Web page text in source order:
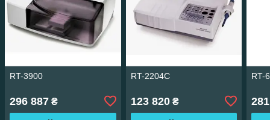
RT-3900
296 887 ₴
RT-2204C
123 820₴
RT-